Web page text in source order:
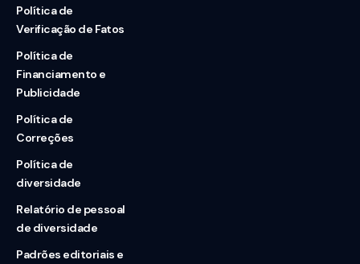
Política de
Verificação de Fatos
Política de
Financiamento e
Publicidade
Política de
Correções
Política de
diversidade
Relatório de pessoal
de diversidade
Padrões editoriais e